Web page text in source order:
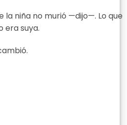
la niña no murió —dijo—. Lo que
era suya.